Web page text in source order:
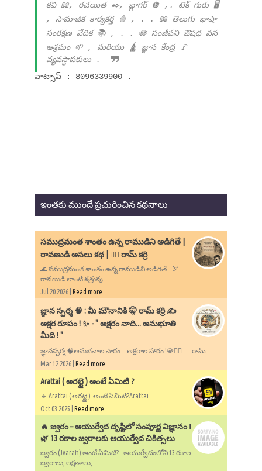
కవి 📖, రచయిత ✒️, బ్లాగర్ 🪩 ,. టెక్ గురు 🖥️
, సామాజిక కార్యకర్త 🩸 , . . 📖 తెలుగు భాషా
సంరక్షణ వేదిక 📚 , . . 🪷 సంజీవని ఔషధ వన
ఆశ్రమం 🌱 , మరియు 🛕 జ్ఞాన కేంద్ర 🚩
వ్యవస్థాపకులు .
వాట్సాప్ : 8096339900 .
ఇంతకు ముందే ప్రచురించిన కథనాలు
సముద్రమంత శాంతం ఉన్న రాముడిని అడిగితే |
రావణుడి అసలు కథ | ✍🏻 రామ్ కర్రి
🌊 సముద్రమంత శాంతం ఉన్న రాముడిని అడిగితే...🏹
రావణుడి లాంటి శత్రువు...
Jul 20 2026 | Read more
​జ్ఞాన స్పర్శ 🧠 : మీ మౌనానికి 🤫 రామ్ కర్రి ✍️
అక్షర రూపం ! ✨ - ​" అక్షరం నాది... అనుభూతి
మీది ! "
జ్ఞానస్పర్శ 🧠అనుభవాల సారం... అక్షరాల హారం !💎✍🏻 . . . రామ్...
Mar 12 2026 | Read more
Arattai ( అరట్టై ) అంటే ఏమిటి ?
🔹 Arattai ( అరట్టై ) అంటే ఏమిటి?Arattai...
Oct 03 2025 | Read more
🔥 జ్వరం – ఆయుర్వేద దృష్టిలో సంపూర్ణ విజ్ఞానం ౹
🌿 13 రకాల జ్వరాలకు ఆయుర్వేద చికిత్సలు
జ్వరం (Jvaraḥ) అంటే ఏమిటి? – ఆయుర్వేదంలోని 13 రకాల
జ్వరాలు, లక్షణాలు,...